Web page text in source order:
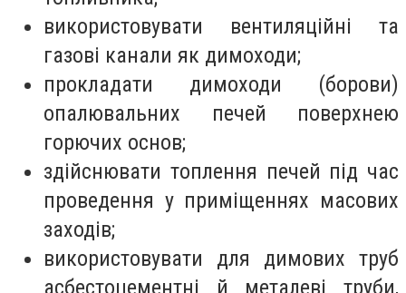
використовувати вентиляційні та
газові канали як димоходи;
прокладати димоходи (борови)
опалювальних печей поверхнею
горючих основ;
здійснювати топлення печей під час
проведення у приміщеннях масових
заходів;
використовувати для димових труб
асбестоцементні й металеві труби,